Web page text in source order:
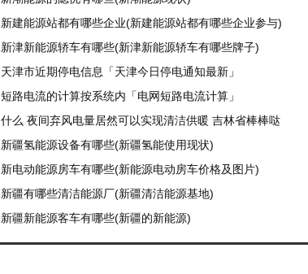
新建能源站都有哪些企业(新建能源站都有哪些企业参与)
新津新能源轿车有哪些(新津新能源轿车有哪些牌子)
天津市近期停电信息「天津今日停电通知最新」
短路电流的计算按系统内「电网短路电流计算」
什么 夜间弃风电量居然可以实现清洁供暖 吉林省棒棒哒
新疆氢能源设备有哪些(新疆氢能使用现状)
新电动能源房车有哪些(新能源电动房车价格及图片)
新疆有哪些清洁能源厂(新疆清洁能源基地)
新疆新能源客车有哪些(新疆的新能源)